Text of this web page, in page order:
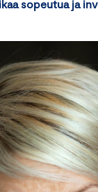
sopeutua ja